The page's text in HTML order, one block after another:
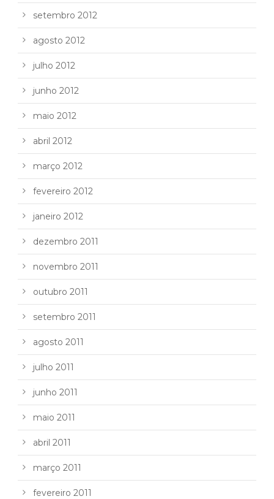
setembro 2012
agosto 2012
julho 2012
junho 2012
maio 2012
abril 2012
março 2012
fevereiro 2012
janeiro 2012
dezembro 2011
novembro 2011
outubro 2011
setembro 2011
agosto 2011
julho 2011
junho 2011
maio 2011
abril 2011
março 2011
fevereiro 2011